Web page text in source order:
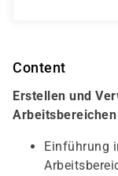
Content
Erstellen und
Arbeitsbereichen
Einführung